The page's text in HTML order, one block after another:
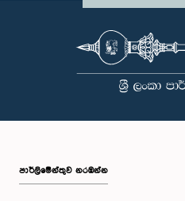
පාර්ලි‌මේන්තුව නරඹන්න